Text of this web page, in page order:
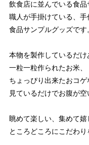
飲食店に並んでいる食
職人が手掛けている、
食品サンプルグッズです
本物を製作しているだけ
一粒一粒作られたお米、
ちょっぴり出来たおコゲ
見ているだけでお腹が空
眺めて楽しい、集めて嬉
ところどころにこだわり